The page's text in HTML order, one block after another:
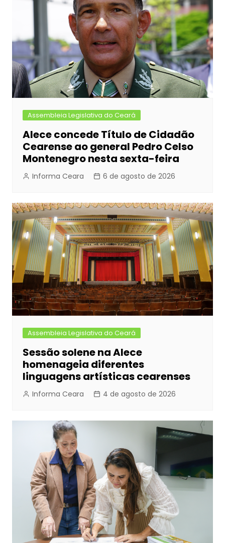
o
k
er
p
Assembleia Legislativa do Ceará
Alece concede Título de Cidadão
Cearense ao general Pedro Celso
Montenegro nesta sexta-feira
Informa Ceara 6 de agosto de 2026
Assembleia Legislativa do Ceará
Sessão solene na Alece
homenageia diferentes
linguagens artísticas cearenses
Informa Ceara 4 de agosto de 2026